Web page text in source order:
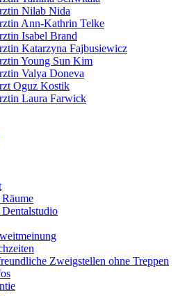
Nilab Nida
Ann-Kathrin Telke
Isabel Brand
Katarzyna Fajbusiewicz
Young Sun Kim
Valya Doneva
Oguz Kostik
Laura Farwick
Dentalstudio
Zweigstellen ohne Treppen